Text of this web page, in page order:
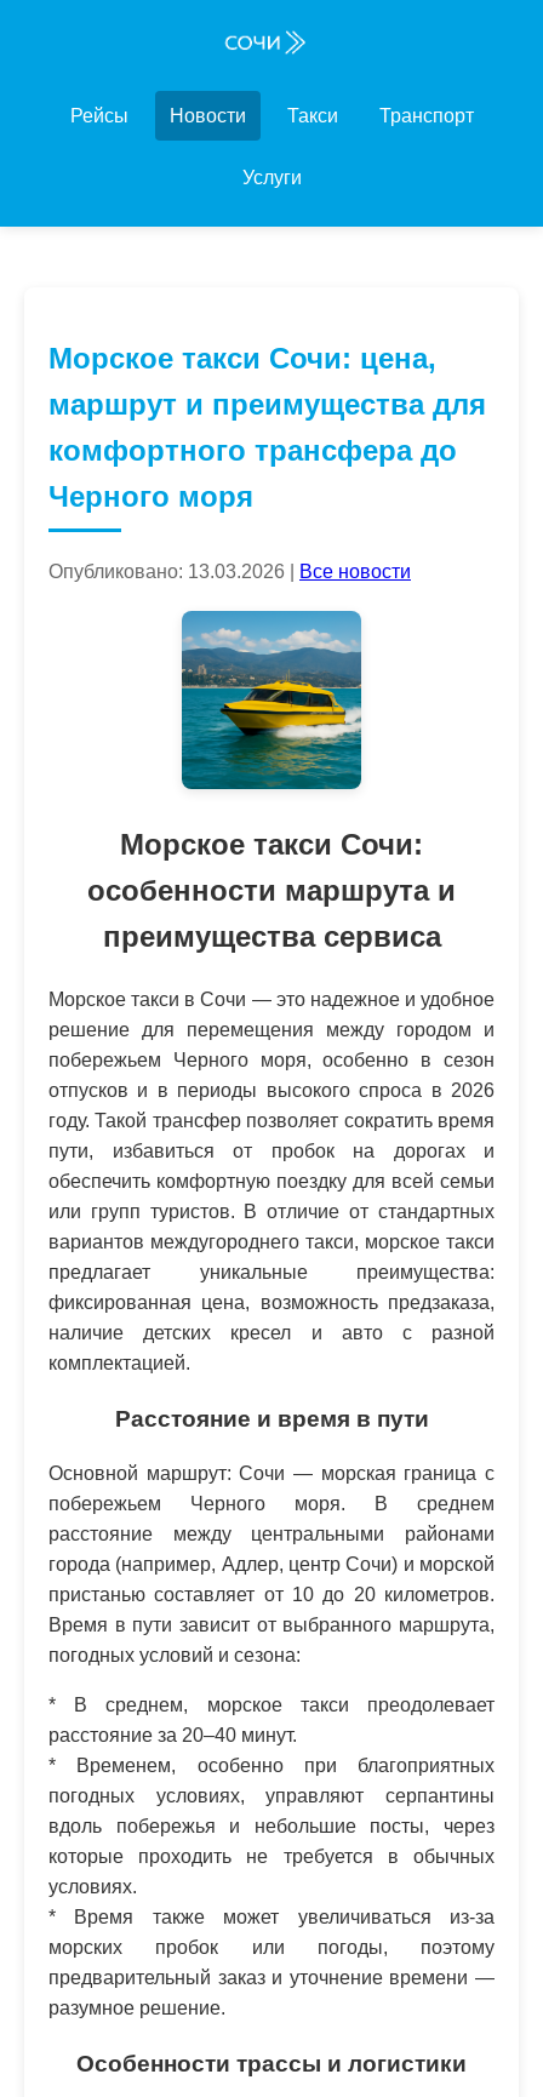
Рейсы Новости Такси Транспорт
Услуги
Морское такси Сочи: цена,
маршрут и преимущества для
комфортного трансфера до
Черного моря
Опубликовано: 13.03.2026 | Все новости
Морское такси Сочи:
особенности маршрута и
преимущества сервиса
Морское такси в Сочи — это надежное и удобное
решение для перемещения между городом и
побережьем Черного моря, особенно в сезон
отпусков и в периоды высокого спроса в 2026
году. Такой трансфер позволяет сократить время
пути, избавиться от пробок на дорогах и
обеспечить комфортную поездку для всей семьи
или групп туристов. В отличие от стандартных
вариантов междугороднего такси, морское такси
предлагает уникальные преимущества:
фиксированная цена, возможность предзаказа,
наличие детских кресел и авто с разной
комплектацией.
Расстояние и время в пути
Основной маршрут: Сочи — морская граница с
побережьем Черного моря. В среднем
расстояние между центральными районами
города (например, Адлер, центр Сочи) и морской
пристанью составляет от 10 до 20 километров.
Время в пути зависит от выбранного маршрута,
погодных условий и сезона:
* В среднем, морское такси преодолевает
расстояние за 20–40 минут.
* Временем, особенно при благоприятных
погодных условиях, управляют серпантины
вдоль побережья и небольшие посты, через
которые проходить не требуется в обычных
условиях.
* Время также может увеличиваться из-за
морских пробок или погоды, поэтому
предварительный заказ и уточнение времени —
разумное решение.
Особенности трассы и логистики